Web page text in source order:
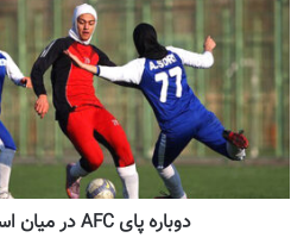
دوباره پای AFC در میان است